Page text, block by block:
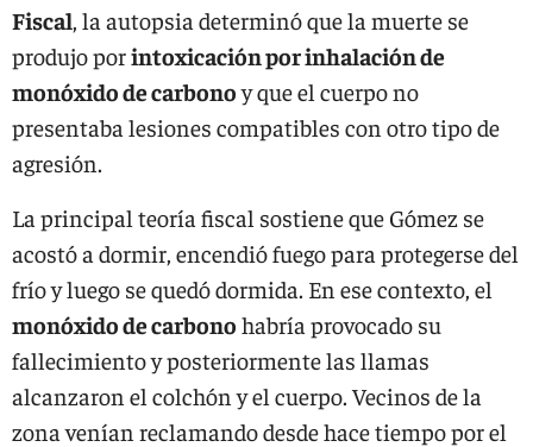
Fiscal, la autopsia determinó que la muerte se
produjo porintoxicación por inhalación de
monóxido de carbonoy que el cuerpo no
presentaba lesiones compatibles con otro tipo de
agresión.
La principal teoría fiscal sostiene que Gómez se
acostó a dormir, encendió fuego para protegerse del
frío y luego se quedó dormida. En ese contexto, el
monóxido de carbono habría provocado su
fallecimiento y posteriormente las llamas
alcanzaron el colchón y el cuerpo. Vecinos de la
zona venían reclamando desde hace tiempo por el